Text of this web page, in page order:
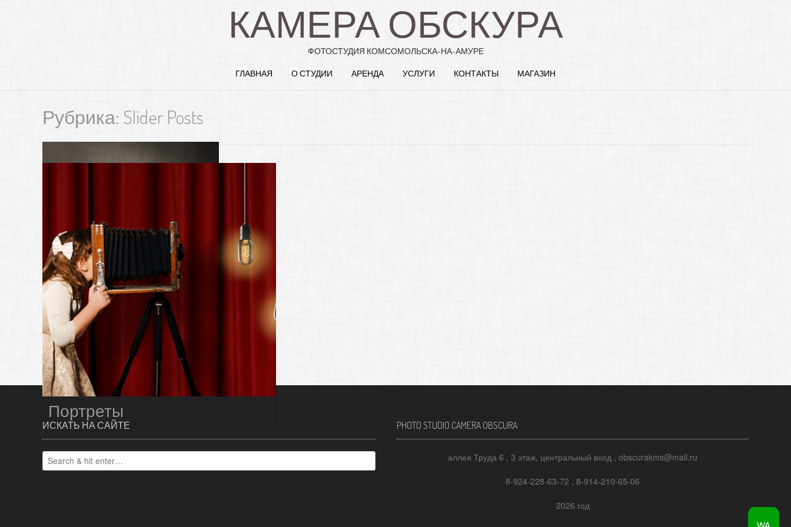
КАМЕРА ОБСКУРА
ФОТОСТУДИЯ КОМСОМОЛЬСКА-НА-АМУРЕ
ГЛАВНАЯ О СТУДИИ АРЕНДА УСЛУГИ КОНТАКТЫ МАГАЗИН
Рубрика: Slider Posts
Портреты
ИСКАТЬ НА САЙТЕ PHOTO STUDIO CAMERA OBSCURA
аллея Труда 6 , 3 этаж, центральный вход , obscurakms@mail.ru
8-924-228-63-72 , 8-914-210-65-06
2026 год